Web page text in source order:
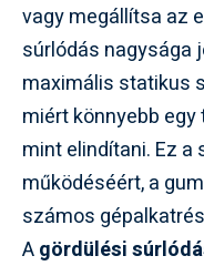
vagy megállítsa az
súrlódás nagysága
maximális statikus
miért könnyebb
mint elindítani. Ez
működéséért, a
számos
Agördülési